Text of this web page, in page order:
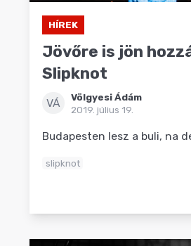
HÍREK
Jövőre is jön
Slipknot
VÁ
Völgyesi Ádám
2019. július 19.
Budapesten lesz a buli, na
slipknot